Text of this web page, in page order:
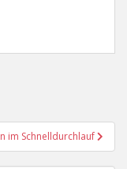
im Schnelldurchlauf